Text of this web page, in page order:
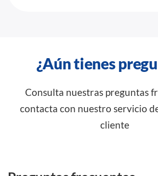
¿Aún tienes
Consulta nuestras preguntas
contacta con nuestro servicio
cliente